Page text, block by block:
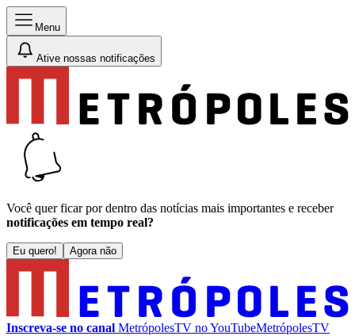
Menu
Ative nossas notificações
Você quer ficar por dentro das notícias mais importantes e receber
notificações em tempo real?
Eu quero! Agora não
Inscreva-se no canal MetrópolesTV noYouTubeMetrópolesTV